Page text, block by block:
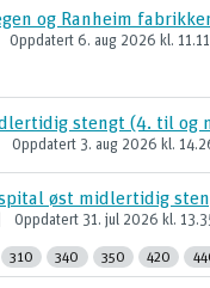
og Ranheim
Oppdatert6. aug 2026 kl. 11.11
stengt (4. til og
Oppdatert 3. aug 2026 kl.
øst midlertidig
Oppdatert 31. jul 2026 kl.
310 340 350 420